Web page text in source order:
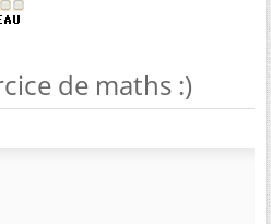
de maths :)